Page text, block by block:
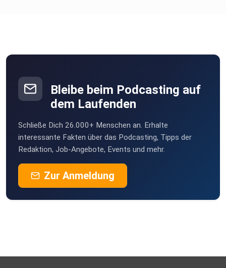
Bleibe beim Podcasting auf
dem Laufenden
Schließe Dich 26.000+ Menschen an. Erhalte
interessante Fakten über das Podcasting, Tipps der
Redaktion, Job-Angebote, Events und mehr.
Zur Anmeldung